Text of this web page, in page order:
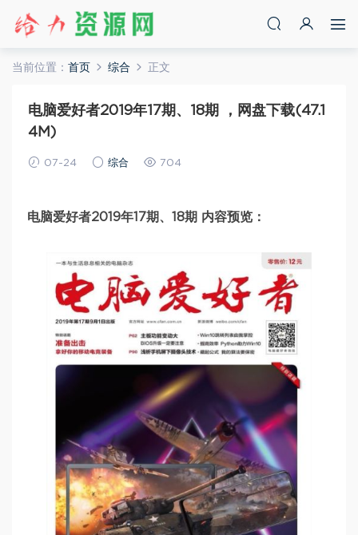
当前位置： 首页 综合 正文
电脑爱好者2019年17期、18期 ，网盘下载(47.1
4M)
07-24 综合 704
电脑爱好者2019年17期、18期 内容预览：